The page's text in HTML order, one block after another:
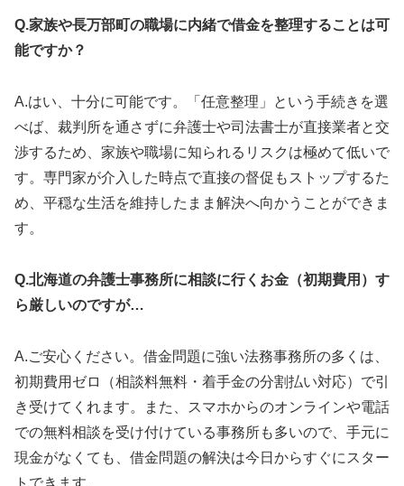
Q.家族や長万部町の職場に内緒で借金を整理することは可
能ですか？
A.はい、十分に可能です。「任意整理」という手続きを選
べば、裁判所を通さずに弁護士や司法書士が直接業者と交
渉するため、家族や職場に知られるリスクは極めて低いで
す。専門家が介入した時点で直接の督促もストップするた
め、平穏な生活を維持したまま解決へ向かうことができま
す。
Q.北海道の弁護士事務所に相談に行くお金（初期費用）す
ら厳しいのですが…
A.ご安心ください。借金問題に強い法務事務所の多くは、
初期費用ゼロ（相談料無料・着手金の分割払い対応）で引
き受けてくれます。また、スマホからのオンラインや電話
での無料相談を受け付けている事務所も多いので、手元に
現金がなくても、借金問題の解決は今日からすぐにスター
トできます。